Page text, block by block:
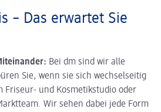
– Das erwartet Sie
Bei dm sind wir alle
Sie, wenn sie sich wechselseitig
Friseur- und Kosmetikstudio oder
Wir sehen dabei jede Form